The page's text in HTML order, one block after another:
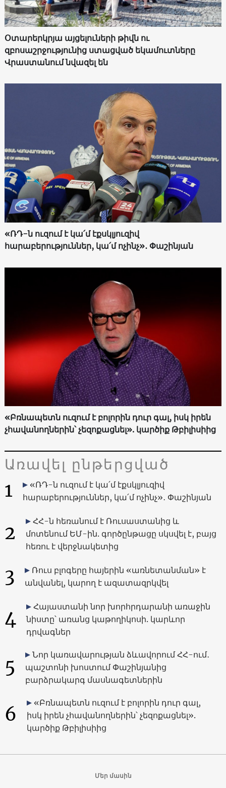
Օտարերկրյա այցելուների թիվն ու
զբոսաշրջությունից ստացված եկամուտները
Վրաստանում նվազել են
«ՌԴ-ն ուզում է կա՛մ էքսկլյուզիվ
հարաբերություններ, կա՛մ ոչինչ»․ Փաշինյան
«Բռնապետն ուզում է բոլորին դուր գալ, իսկ իրեն
չհավանողներին՝ չեզոքացնել». կարծիք Թբիլիսիից
Առավել ընթերցված
1
«ՌԴ-ն ուզում է կա՛մ էքսկլյուզիվ
հարաբերություններ, կա՛մ ոչինչ»․ Փաշինյան
2
ՀՀ-ն հեռանում է Ռուսաստանից և
մոտենում ԵՄ-ին. գործընթացը սկսվել է, բայց
հեռու է վերջնակետից
3
Ռուս բլոգերը հայերին «առնետանման» է
անվանել, կարող է ազատազրկվել
4
Հայաստանի նոր խորհրդարանի առաջին
նիստը՝ առանց կաթողիկոսի. կարևոր
դրվագներ
5
Նոր կառավարության ձևավորում ՀՀ-ում․
պաշտոնի խոստում Փաշինյանից
բարձրակարգ մասնագետներին
6
«Բռնապետն ուզում է բոլորին դուր գալ,
իսկ իրեն չհավանողներին՝ չեզոքացնել».
կարծիք Թբիլիսիից
Մեր մասին